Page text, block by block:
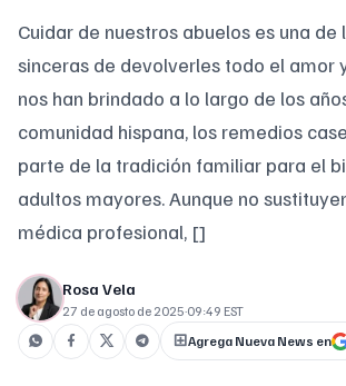
Cuidar de nuestros abuelos es una
sinceras de devolverles todo el amor
nos han brindado a lo largo de los
comunidad hispana, los remedios
parte de la tradición familiar para el
adultos mayores. Aunque no
médica profesional, []
Rosa Vela
27 de agosto de 2025·09:49 EST
Agrega Nueva News en